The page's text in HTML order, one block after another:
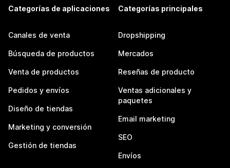
Categorías de aplicaciones
Canales de venta
Búsqueda de productos
Venta de productos
Pedidos y envíos
Diseño de tiendas
Marketing y conversión
Gestión de tiendas
Categorías principales
Dropshipping
Mercados
Reseñas de producto
Ventas adicionales y
paquetes
Email marketing
SEO
Envíos